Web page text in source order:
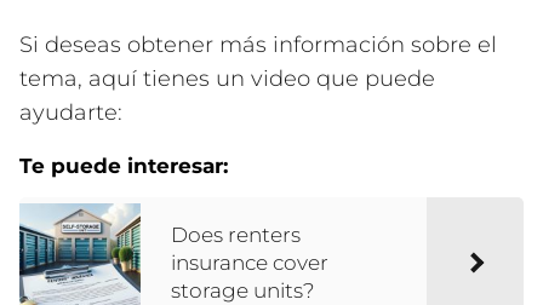
Si deseas obtener más información sobre el
tema, aquí tienes un video que puede
ayudarte:
Te puede interesar:
Does renters
insurance cover
storage units?